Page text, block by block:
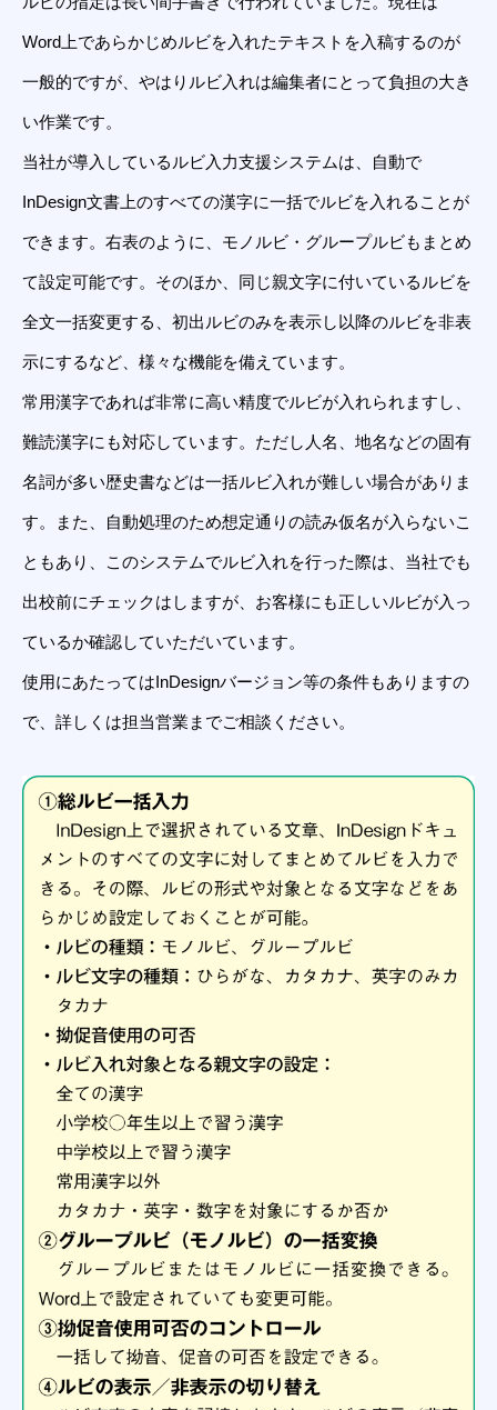
Word上であらかじめルビを入れたテキストを入稿するのが
一般的ですが、やはりルビ入れは編集者にとって負担の大き
い作業です。
当社が導入しているルビ入力支援システムは、自動で
InDesign文書上のすべての漢字に一括でルビを入れることが
できます。右表のように、モノルビ・グループルビもまとめ
て設定可能です。そのほか、同じ親文字に付いているルビを
全文一括変更する、初出ルビのみを表示し以降のルビを非表
示にするなど、様々な機能を備えています。
常用漢字であれば非常に高い精度でルビが入れられますし、
難読漢字にも対応しています。ただし人名、地名などの固有
名詞が多い歴史書などは一括ルビ入れが難しい場合がありま
す。また、自動処理のため想定通りの読み仮名が入らないこ
ともあり、このシステムでルビ入れを行った際は、当社でも
出校前にチェックはしますが、お客様にも正しいルビが入っ
ているか確認していただいています。
使用にあたってはInDesignバージョン等の条件もありますの
で、詳しくは担当営業までご相談ください。